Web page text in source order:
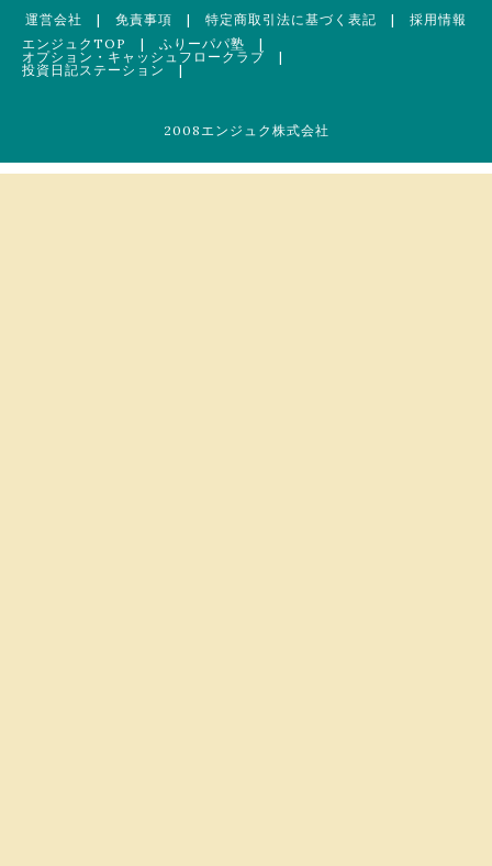
運営会社 | 免責事項 | 特定商取引法に基づく表記 | 採用情報
エンジュクTOP
| ふりーパパ塾 |
オプション・キャッシュフロークラブ |
投資日記ステーション
|
2008エンジュク株式会社